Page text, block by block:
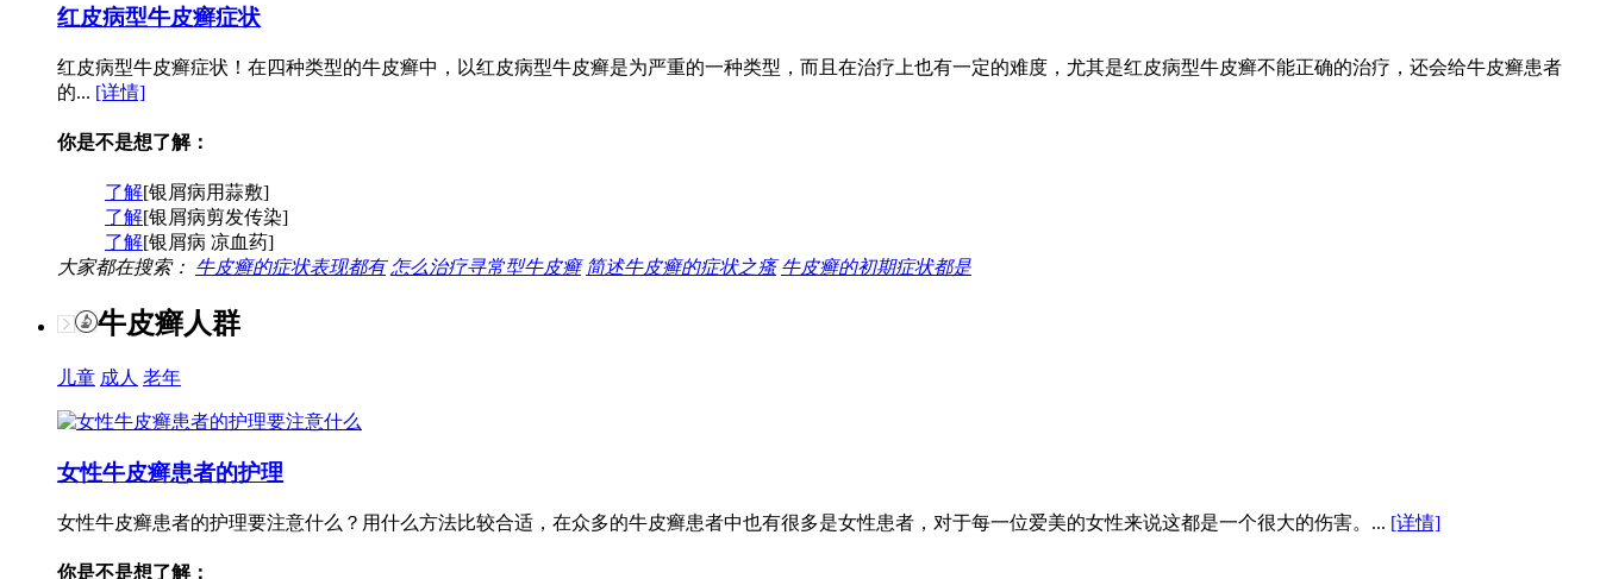
红皮病型牛皮癣症状
红皮病型牛皮癣症状！在四种类型的牛皮癣中，以红皮病型牛皮癣是为严重的一种类型，而且在治疗上也有一定的难度，尤其是红皮病型牛皮癣不能正确的治疗，还会给牛皮癣患者
的... [详情]
你是不是想了解：
了解[银屑病用蒜敷]
了解[银屑病剪发传染]
了解[银屑病 凉血药]
大家都在搜索： 牛皮癣的症状表现都有 怎么治疗寻常型牛皮癣 简述牛皮癣的症状之瘙 牛皮癣的初期症状都是
牛皮癣人群
儿童 成人 老年
女性牛皮癣患者的护理
女性牛皮癣患者的护理要注意什么？用什么方法比较合适，在众多的牛皮癣患者中也有很多是女性患者，对于每一位爱美的女性来说这都是一个很大的伤害。... [详情]
你是不是想了解：